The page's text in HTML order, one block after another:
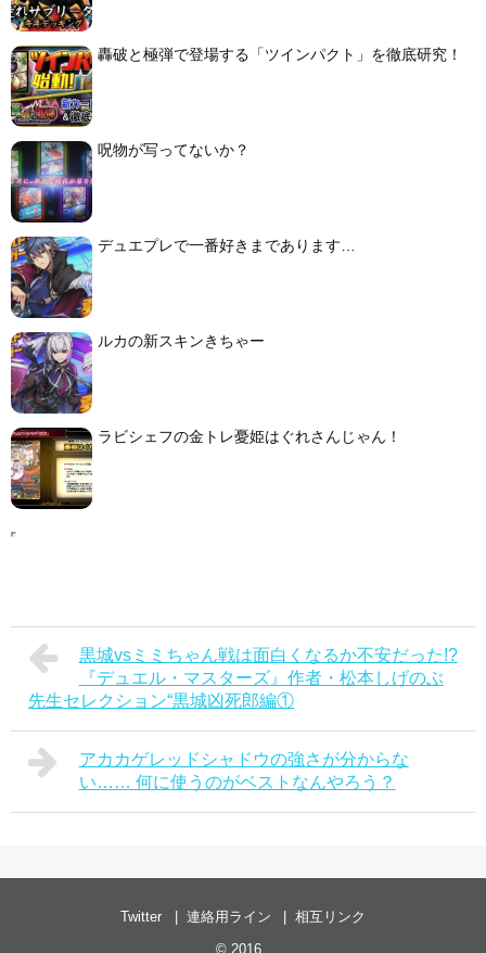
轟破と極弾で登場する「ツインパクト」を徹底研究！
呪物が写ってないか？
デュエプレで一番好きまであります…
ルカの新スキンきちゃー
ラビシェフの金トレ憂姫はぐれさんじゃん！
黒城vsミミちゃん戦は面白くなるか不安だった!?
『デュエル・マスターズ』作者・松本しげのぶ
先生セレクション“黒城凶死郎編①
アカカゲレッドシャドウの強さが分からな
い…… 何に使うのがベストなんやろう？
Twitter 連絡用ライン
相互リンク
© 2016